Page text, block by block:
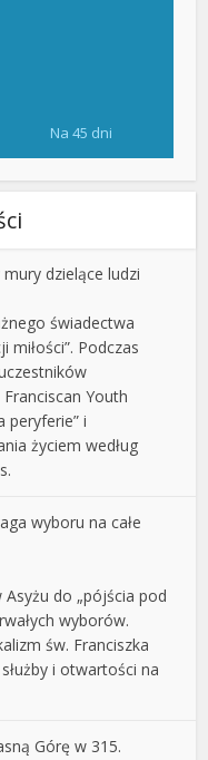
Na 45 dni
dzielące ludzi
świadectwa
miłości”. Podczas
Youth
peryferie” i
życiem według
wyboru na całe
Asyżu do „pójścia pod
wyborów.
św. Franciszka
i otwartości na
Górę w 315.